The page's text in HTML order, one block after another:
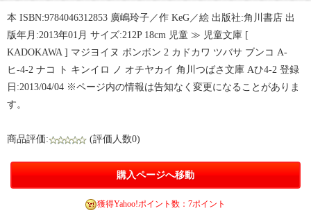
本 ISBN:9784046312853 廣嶋玲子／作 KeG／絵 出版社:角川書店 出
版年月:2013年01月 サイズ:212P 18cm 児童 ≫ 児童文庫 [
KADOKAWA ] マジヨイヌ ボンボン 2 カドカワ ツバサ ブンコ A-
ヒ-4-2 ナコ ト キンイロ ノ オチヤカイ 角川つばさ文庫 Aひ4-2 登録
日:2013/04/04 ※ページ内の情報は告知なく変更になることがありま
す。
商品評価: (評価人数0)
購入ページへ移動
獲得Yahoo!ポイント数：7ポイント